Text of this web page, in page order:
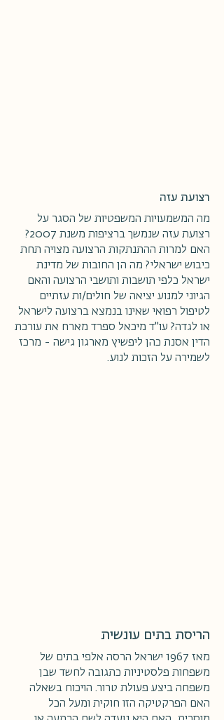
רצועת עזה
מה המשמעויות המשפטיות של הסגר על
רצועת עזה שנמשך ברציפות משנת 2007?
האם למרות ההתנתקות הרצועה מצויה תחת
כיבוש ישראלי? מה הן החובות של מדינת
ישראל כלפי תושבות ותושבי הרצועה והאם
הגיוני למנוע יציאה של חולים/ות עזתיים
לטיפול רפואי שאינו בנמצא ברצועה לישראל
או לגדה? עו"ד מיכאל ספרד מארח את עורכת
הדין אסנת כהן ליפשיץ מארגון גישה - מרכז
לשמירה על הזכות לנוע.
הריסת בתים עונשית
מאז 1967 ישראל הרסה אלפי בתים של
משפחות פלסטיניות כתגובה לחשד שבן
משפחה ביצע פעולת טרור. הויכוח בשאלה
האם הפרקטיקה הזו חוקית ומעל הכל